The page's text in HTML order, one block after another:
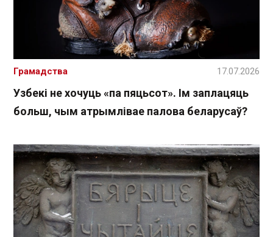
Узбекі не хочуць «па пяцьсот». Ім заплацяць
больш, чым атрымлівае палова беларусаў?
Грамадства 17.07.2026